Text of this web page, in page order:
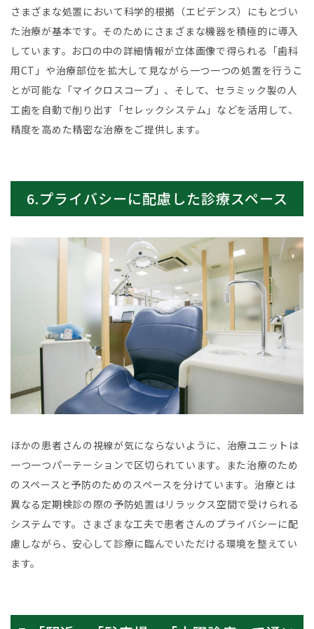
さまざまな処置において科学的根拠（エビデンス）にもとづい
た治療が基本です。そのためにさまざまな機器を積極的に導入
しています。お口の中の詳細情報が立体画像で得られる「歯科
用CT」や治療部位を拡大して見ながら一つ一つの処置を行うこ
とが可能な「マイクロスコープ」、そして、セラミック製の人
工歯を自動で削り出す「セレックシステム」などを活用して、
精度を高めた精密な治療をご提供します。
6.プライバシーに配慮した診療スペース
ほかの患者さんの視線が気にならないように、治療ユニットは
一つ一つパーテーションで区切られています。また治療のため
のスペースと予防のためのスペースを分けています。治療とは
異なる定期検診の際の予防処置はリラックス空間で受けられる
システムです。さまざまな工夫で患者さんのプライバシーに配
慮しながら、安心して診療に臨んでいただける環境を整えてい
ます。